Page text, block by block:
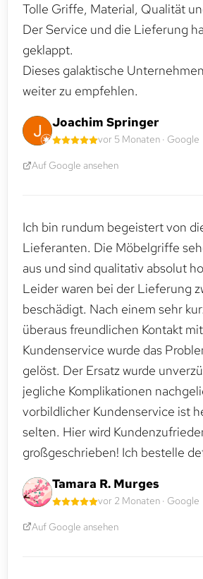
Tolle Griffe, Material, Qualität
Der Service und die Lieferung
geklappt.
Dieses galaktische
weiter zu empfehlen.
Joachim Springer
vor 5 Monaten · Google
Auf Google ansehen
Ich bin rundum begeistert von
Lieferanten. Die Möbelgriffe
aus und sind qualitativ absolut
Leider waren bei der Lieferung
beschädigt. Nach einem sehr
überaus freundlichen Kontakt
Kundenservice wurde das
gelöst. Der Ersatz wurde
jegliche Komplikationen
vorbildlicher Kundenservice ist
selten. Hier wird
großgeschrieben! Ich bestelle
Tamara R. Murges
vor 2 Monaten · Google
Auf Google ansehen